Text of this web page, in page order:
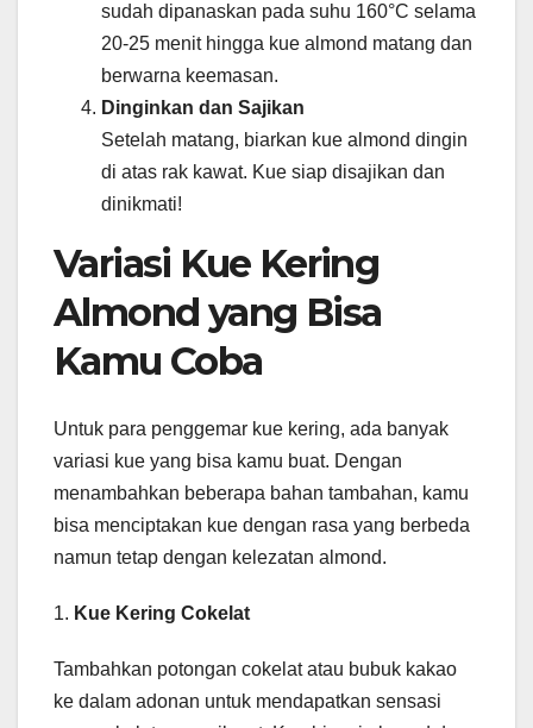
sudah dipanaskan pada suhu 160°C selama
20-25 menit hingga kue almond matang dan
berwarna keemasan.
Dinginkan dan Sajikan
Setelah matang, biarkan kue almond dingin
di atas rak kawat. Kue siap disajikan dan
dinikmati!
Variasi Kue Kering
Almond yang Bisa
Kamu Coba
Untuk para penggemar kue kering, ada banyak
variasi kue yang bisa kamu buat. Dengan
menambahkan beberapa bahan tambahan, kamu
bisa menciptakan kue dengan rasa yang berbeda
namun tetap dengan kelezatan almond.
1. Kue Kering Cokelat
Tambahkan potongan cokelat atau bubuk kakao
ke dalam adonan untuk mendapatkan sensasi